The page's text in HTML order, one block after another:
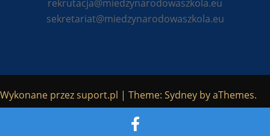
rekrutacja@miedzynarodowaszkola.eu
sekretariat@miedzynarodowaszkola.eu
Wykonane przezsuport.pl | Theme: Sydney by aThemes.